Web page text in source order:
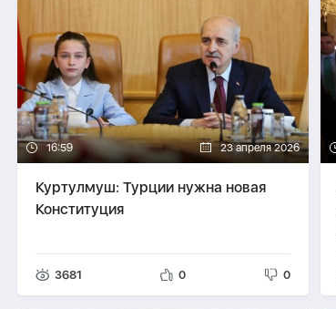
16:59 23 апреля 2026
Куртулмуш: Турции нужна новая
Конституция
3681 0 0